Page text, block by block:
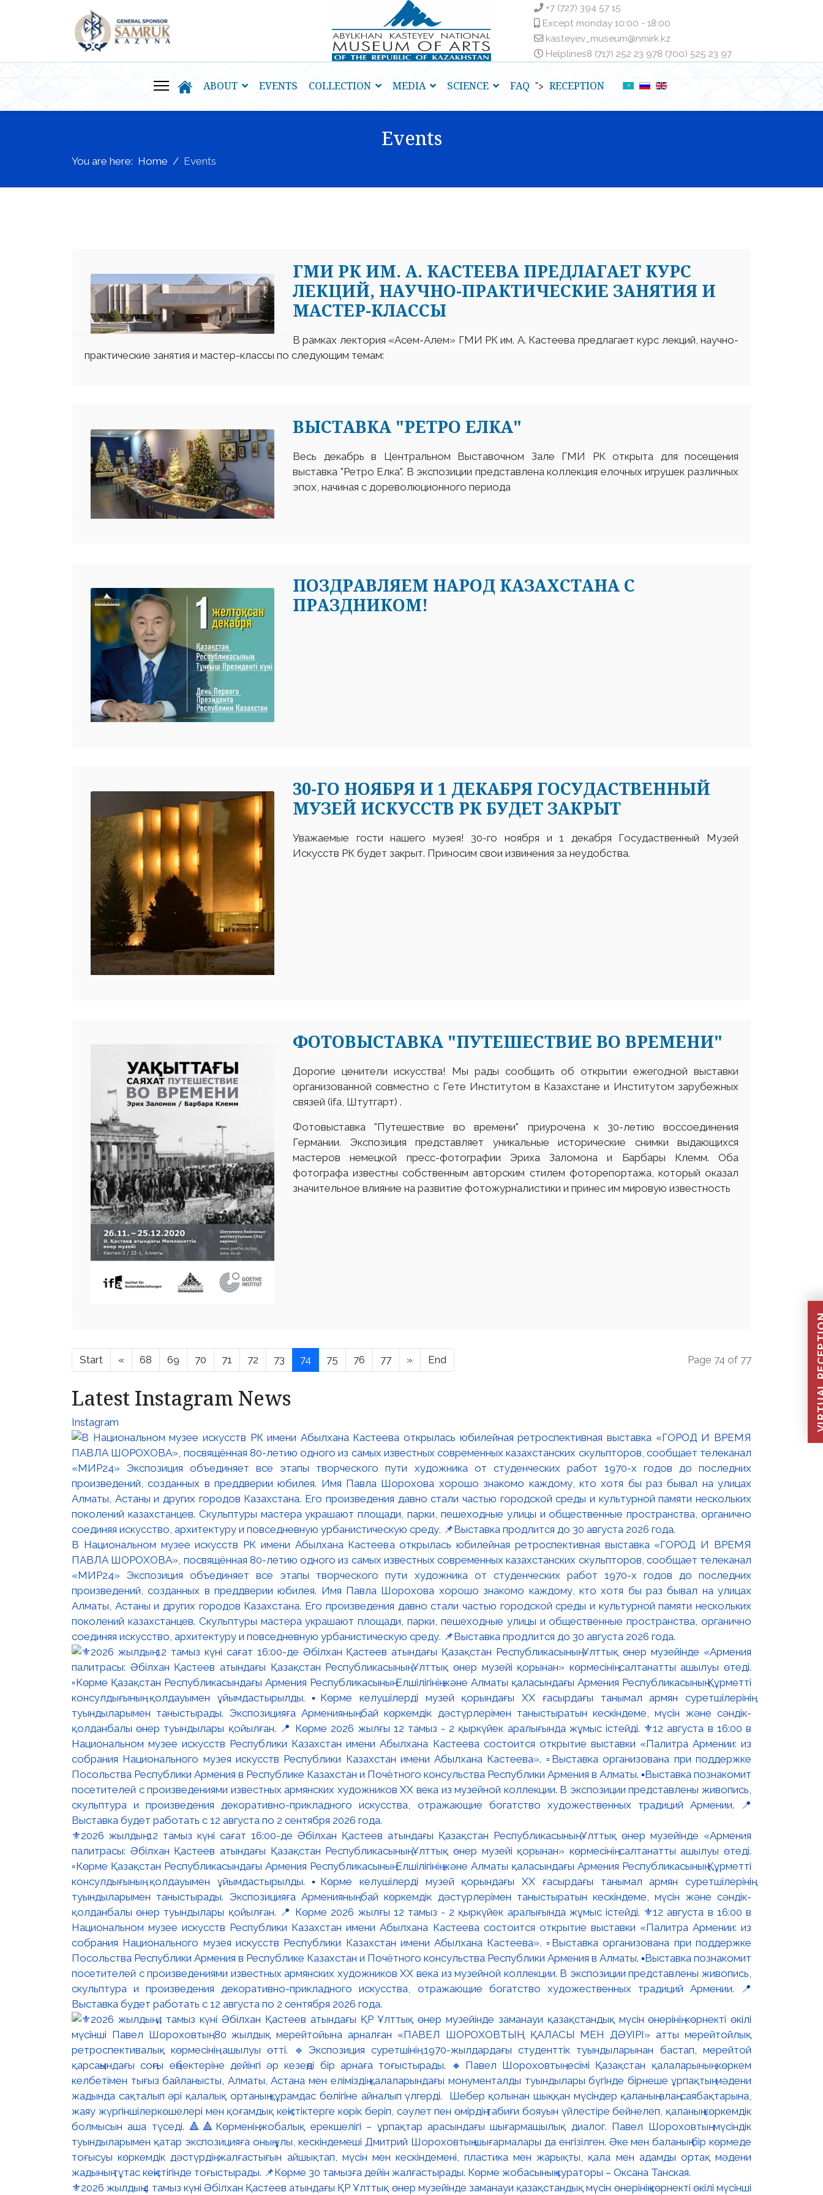
+7 (727) 394 57 15
Except monday 10:00 - 18:00
kasteyev_museum@nmirk.kz
Helplinesㅤ8 (717) 252 23 97ㅤㅤ8 (700) 525 23 97
ABOUT EVENTS COLLECTION MEDIA SCIENCE FAQ "> RECEPTION
Events
You are here: Home Events
ГМИ РК ИМ. А. КАСТЕЕВА ПРЕДЛАГАЕТ КУРС
ЛЕКЦИЙ, НАУЧНО-ПРАКТИЧЕСКИЕ ЗАНЯТИЯ И
МАСТЕР-КЛАССЫ
В рамках лектория «Асем-Алем» ГМИ РК им. А. Кастеева предлагает курс лекций, научно-
практические занятия и мастер-классы по следующим темам:
ВЫСТАВКА "РЕТРО ЕЛКА"
Весь декабрь в Центральном Выставочном Зале ГМИ РК открыта для посещения
выставка "Ретро Елка". В экспозиции представлена коллекция елочных игрушек различных
эпох, начиная с дореволюционного периода
ПОЗДРАВЛЯЕМ НАРОД КАЗАХСТАНА С
ПРАЗДНИКОМ!
30-ГО НОЯБРЯ И 1 ДЕКАБРЯ ГОСУДАСТВЕННЫЙ
МУЗЕЙ ИСКУССТВ РК БУДЕТ ЗАКРЫТ
Уважаемые гости нашего музея! 30-го ноября и 1 декабря Госудаственный Музей
Искусств РК будет закрыт. Приносим свои извинения за неудобства.
ФОТОВЫСТАВКА "ПУТЕШЕСТВИЕ ВО ВРЕМЕНИ"
Дорогие ценители искусства! Мы рады сообщить об открытии ежегодной выставки
организованной совместно с Гете Институтом в Казахстане и Институтом зарубежных
связей (ifa, Штутгарт) .
Фотовыставка "Путешествие во времени" приурочена к 30-летию воссоединения
Германии. Экспозиция представляет уникальные исторические снимки выдающихся
мастеров немецкой пресс-фотографии Эриха Заломона и Барбары Клемм. Оба
фотографа известны собственным авторским стилем фоторепортажа, который оказал
значительное влияние на развитие фотожурналистики и принес им мировую известность
Start « 68 69 70 71 72 73 74 75 76 77 » End Page 74 of 77
Latest Instagram News
Instagram
В Национальном музее искусств РК имени Абылхана Кастеева открылась юбилейная ретроспективная выставка «ГОРОД И ВРЕМЯ
ПАВЛА ШОРОХОВА», посвящённая 80-летию одного из самых известных современных казахстанских скульпторов, сообщает телеканал
«МИР24» Экспозиция объединяет все этапы творческого пути художника от студенческих работ 1970-х годов до последних
произведений, созданных в преддверии юбилея. Имя Павла Шорохова хорошо знакомо каждому, кто хотя бы раз бывал на улицах
Алматы, Астаны и других городов Казахстана. Его произведения давно стали частью городской среды и культурной памяти нескольких
поколений казахстанцев. Скульптуры мастера украшают площади, парки, пешеходные улицы и общественные пространства, органично
соединяя искусство, архитектуру и повседневную урбанистическую среду. 📌Выставка продлится до 30 августа 2026 года.
⚜️2026 жылдың 12 тамыз күні сағат 16:00-де Әбілхан Қастеев атындағы Қазақстан Республикасының Ұлттық өнер музейінде «Армения
палитрасы: Әбілхан Қастеев атындағы Қазақстан Республикасының Ұлттық өнер музейі қорынан» көрмесінің салтанатты ашылуы өтеді.
▫️Көрме Қазақстан Республикасындағы Армения Республикасының Елшілігінің және Алматы қаласындағы Армения Республикасының Құрметті
консулдығының қолдауымен ұйымдастырылды. ▪️Көрме келушілерді музей қорындағы ХХ ғасырдағы танымал армян суретшілерінің
туындыларымен таныстырады. Экспозицияға Арменияның бай көркемдік дәстүрлерімен таныстыратын кескіндеме, мүсін және сәндік-
қолданбалы өнер туындылары қойылған. 📍 Көрме 2026 жылғы 12 тамыз - 2 қыркүйек аралығында жұмыс істейді. ⚜️12 августа в 16:00 в
Национальном музее искусств Республики Казахстан имени Абылхана Кастеева состоится открытие выставки «Палитра Армении: из
собрания Национального музея искусств Республики Казахстан имени Абылхана Кастеева». ▫️Выставка организована при поддержке
Посольства Республики Армения в Республике Казахстан и Почётного консульства Республики Армения в Алматы. ▪️Выставка познакомит
посетителей с произведениями известных армянских художников XX века из музейной коллекции. В экспозиции представлены живопись,
скульптура и произведения декоративно-прикладного искусства, отражающие богатство художественных традиций Армении. 📍
Выставка будет работать с 12 августа по 2 сентября 2026 года.
⚜️2026 жылдың 4 тамыз күні Әбілхан Қастеев атындағы ҚР Ұлттық өнер музейінде заманауи қазақстандық мүсін өнерінің көрнекті өкілі мүсінші